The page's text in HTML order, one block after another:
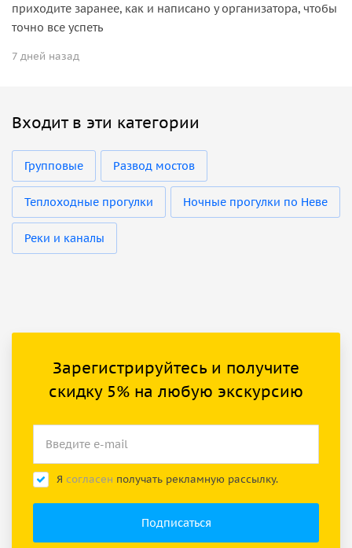
приходите заранее, как и написано у организатора, чтобы
точно все успеть
7 дней назад
Входит в эти категории
Групповые Развод мостов
Теплоходные прогулки Ночные прогулки по Неве
Реки и каналы
Зарегистрируйтесь и получите
скидку 5% на любую экскурсию
Я согласен получать рекламную рассылку.